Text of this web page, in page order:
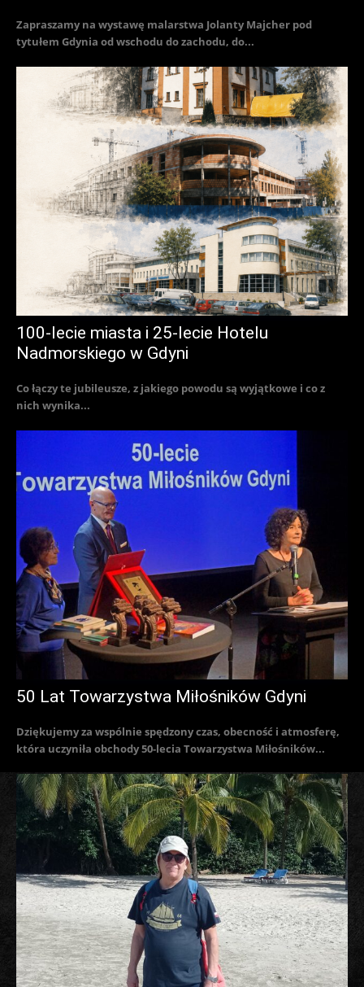
Zapraszamy na wystawę malarstwa Jolanty Majcher pod
tytułem Gdynia od wschodu do zachodu, do...
100-lecie miasta i 25-lecie Hotelu
Nadmorskiego w Gdyni
Co łączy te jubileusze, z jakiego powodu są wyjątkowe i co z
nich wynika...
50 Lat Towarzystwa Miłośników Gdyni
Dziękujemy za wspólnie spędzony czas, obecność i atmosferę,
która uczyniła obchody 50-lecia Towarzystwa Miłośników...